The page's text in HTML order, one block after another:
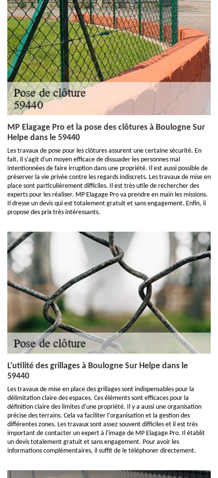
MP Elagage Pro et la pose des clôtures à Boulogne Sur
Helpe dans le 59440
Les travaux de pose pour les clôtures assurent une certaine sécurité. En
fait, il s'agit d'un moyen efficace de dissuader les personnes mal
intentionnées de faire irruption dans une propriété. Il est aussi possible de
préserver la vie privée contre les regards indiscrets. Les travaux de mise en
place sont particulièrement difficiles. Il est très utile de rechercher des
experts pour les réaliser. MP Elagage Pro va prendre en main les missions.
Il dresse un devis qui est totalement gratuit et sans engagement. Enfin, il
propose des prix très intéressants.
L'utilité des grillages à Boulogne Sur Helpe dans le
59440
Les travaux de mise en place des grillages sont indispensables pour la
délimitation claire des espaces. Ces éléments sont efficaces pour la
définition claire des limites d'une propriété. Il y a aussi une organisation
précise des terrains. Cela va faciliter l'organisation et la gestion des
différentes zones. Les travaux sont assez souvent difficiles et il est très
important de contacter un expert à l'image de MP Elagage Pro. Il établit
un devis totalement gratuit et sans engagement. Pour avoir les
informations complémentaires, il suffit de le téléphoner directement.